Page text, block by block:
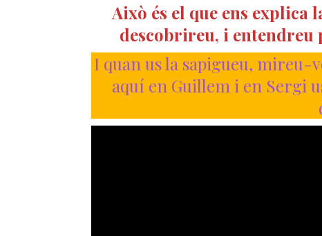
Això és el que ens explica
descobrireu, i entendreu
I quan us la sapigueu, mireu-
aquí en Guillem i en Sergi